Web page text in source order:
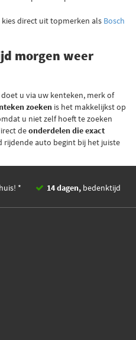
kies direct uit topmerken als Bosch
morgen weer
u via uw kenteken, merk of
zoeken is het makkelijkst op
u niet zelf hoeft te zoeken
deonderdelen die exact
rijdende auto begint bij het juiste
* 14 dagen, bedenktijd